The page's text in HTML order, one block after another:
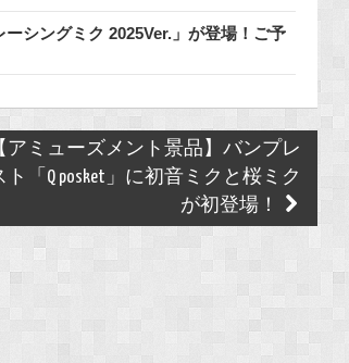
シングミク 2025Ver.」が登場！ご予
アミューズメント景品】バンプレ
ト「Q posket」に初音ミクと桜ミク
が初登場！